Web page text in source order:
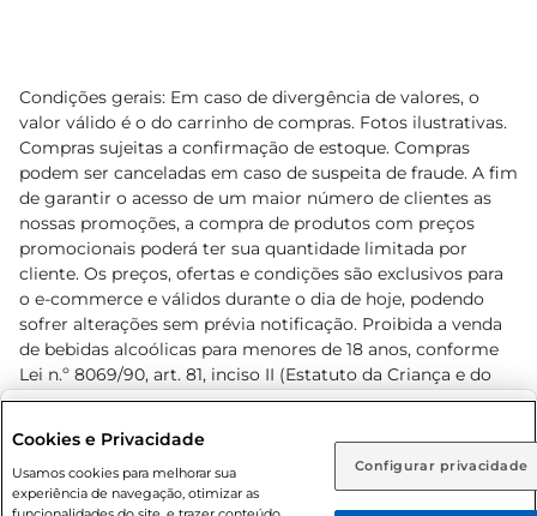
Rio de Janeiro (RJ) Goiás (GO)
Ou
Condições gerais: Em caso de divergência de valores, o
valor válido é o do carrinho de compras. Fotos ilustrativas.
Compras sujeitas a confirmação de estoque. Compras
podem ser canceladas em caso de suspeita de fraude. A fim
de garantir o acesso de um maior número de clientes as
nossas promoções, a compra de produtos com preços
promocionais poderá ter sua quantidade limitada por
cliente. Os preços, ofertas e condições são exclusivos para
o e-commerce e válidos durante o dia de hoje, podendo
sofrer alterações sem prévia notificação. Proibida a venda
de bebidas alcoólicas para menores de 18 anos, conforme
Lei n.º 8069/90, art. 81, inciso II (Estatuto da Criança e do
Adolescente). Preços e condições exclusivos para o
prévio. O valor mínimo para as compras on-line é de R$
80,00.
Cookies e Privacidade
Usamos cookies para melhorar sua
experiência de navegação, otimizar as
Configurar privacidade